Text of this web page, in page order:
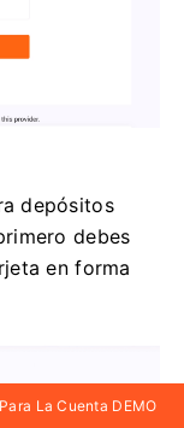
depósitos
debes
en forma
La Cuenta DEMO